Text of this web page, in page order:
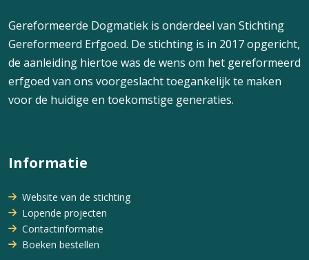
Gereformeerde Dogmatiek is onderdeel van Stichting
Gereformeerd Erfgoed. De stichting is in 2017 opgericht,
de aanleiding hiertoe was de wens om het gereformeerd
erfgoed van ons voorgeslacht toegankelijk te maken
voor de huidige en toekomstige generaties.
Informatie
Website van de stichting
Lopende projecten
Contactinformatie
Boeken bestellen